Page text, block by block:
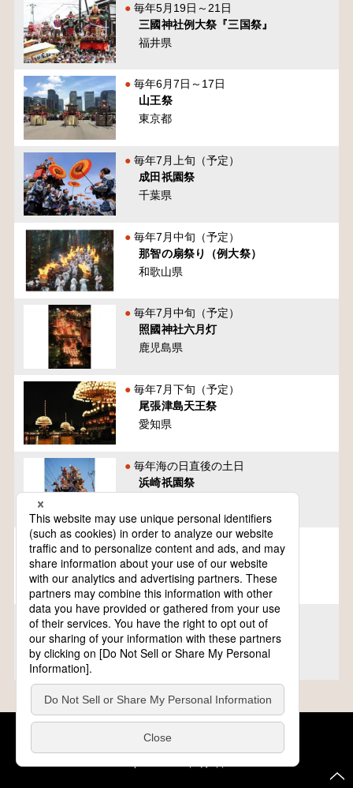
毎年5月19日～21日
三國神社例大祭『三国祭』
福井県
毎年6月7日～17日
山王祭
東京都
毎年7月上旬（予定）
成田祇園祭
千葉県
毎年7月中旬（予定）
那智の扇祭り（例大祭）
和歌山県
毎年7月中旬（予定）
照國神社六月灯
鹿児島県
毎年7月下旬（予定）
尾張津島天王祭
愛知県
毎年海の日直後の土日
浜崎祇園祭
毎年7月24、25日
天神祭（大阪天満宮）
大阪府
毎年8月の第1日曜日とその前日
石取祭
三重県
クッキーポリシー このサイトについて
COPYRIGHT © Tourism of ALL JAPAN x TOKYO ALL RIGHTS
update: 2026年8月4日